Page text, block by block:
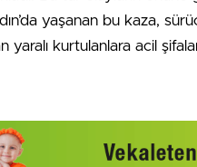
yaşanan bu kaza,
yaralı kurtulanlara acil